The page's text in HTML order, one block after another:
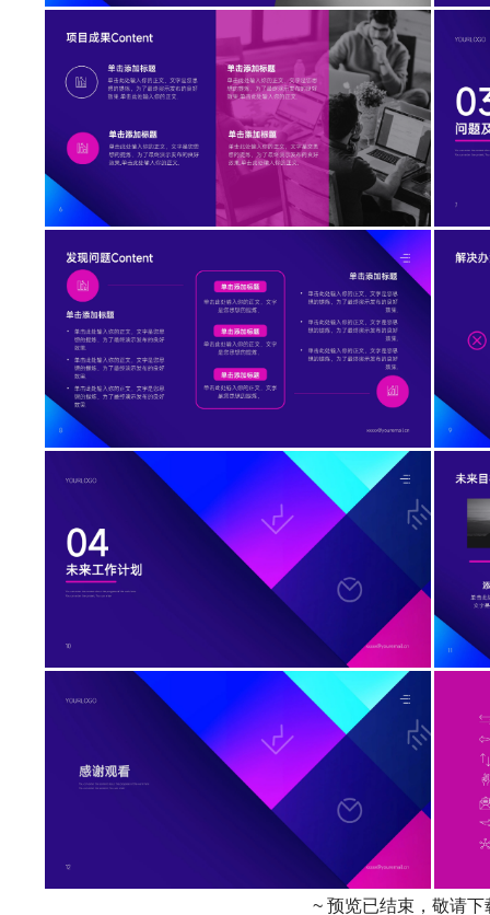
~ 预览已结束，敬请下